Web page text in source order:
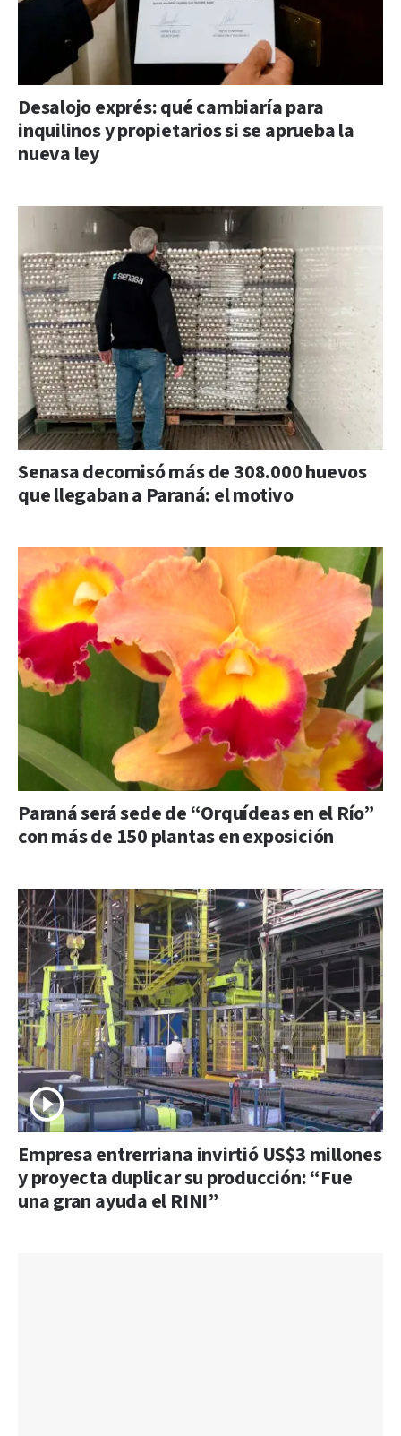
Desalojo exprés: qué cambiaría para
inquilinos y propietarios si se aprueba la
nueva ley
Senasa decomisó más de 308.000 huevos
que llegaban a Paraná: el motivo
Paraná será sede de “Orquídeas en el Río”
con más de 150 plantas en exposición
Empresa entrerriana invirtió US$3 millones
y proyecta duplicar su producción: “Fue
una gran ayuda el RINI”